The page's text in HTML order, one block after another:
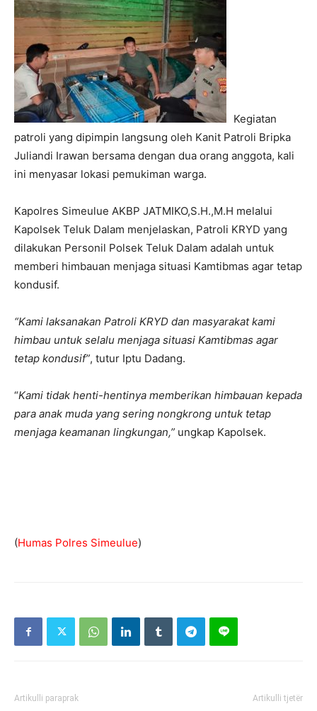
Kegiatan
patroli yang dipimpin langsung oleh Kanit Patroli Bripka
Juliandi Irawan bersama dengan dua orang anggota, kali
ini menyasar lokasi pemukiman warga.
Kapolres Simeulue AKBP JATMIKO,S.H.,M.H melalui
Kapolsek Teluk Dalam menjelaskan, Patroli KRYD yang
dilakukan Personil Polsek Teluk Dalam adalah untuk
memberi himbauan menjaga situasi Kamtibmas agar tetap
kondusif.
“Kami laksanakan Patroli KRYD dan masyarakat kami
himbau untuk selalu menjaga situasi Kamtibmas agar
tetap kondusif”, tutur Iptu Dadang.
“Kami tidak henti-hentinya memberikan himbauan kepada
para anak muda yang sering nongkrong untuk tetap
menjaga keamanan lingkungan,” ungkap Kapolsek.
(Humas Polres Simeulue)
Artikulli paraprak Artikulli tjetër